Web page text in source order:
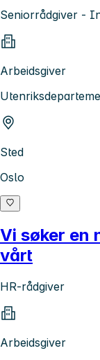
Seniorrådgiver -
Arbeidsgiver
Sted
Oslo
Vi søker en
vårt
HR-rådgiver
Arbeidsgiver